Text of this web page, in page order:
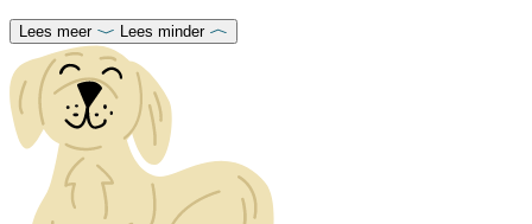
Lees meer Lees minder